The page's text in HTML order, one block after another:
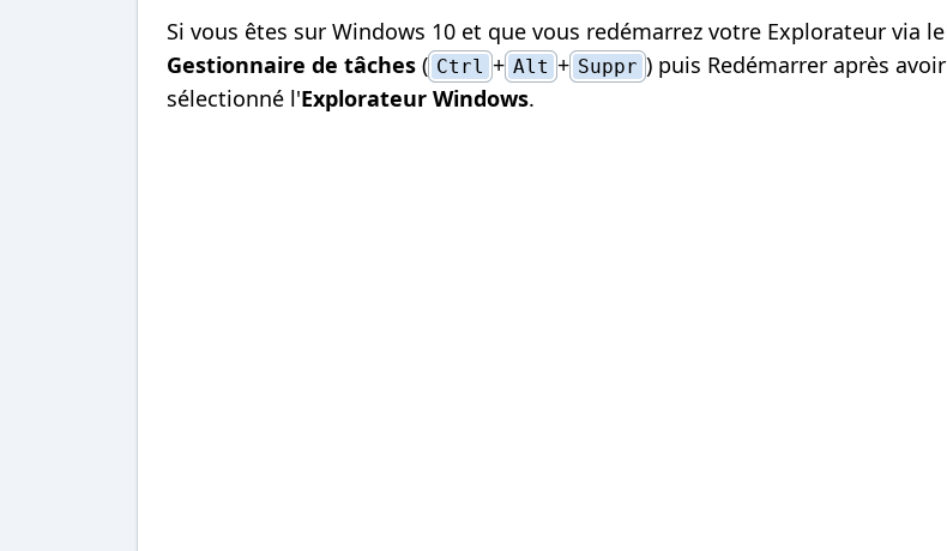
Si vous êtes sur Windows 10 et que vous redémarrez votre Explorateur via le
Gestionnaire de tâches ( Ctrl + Alt + Suppr ) puis Redémarrer après avoir
sélectionné l'Explorateur Windows.